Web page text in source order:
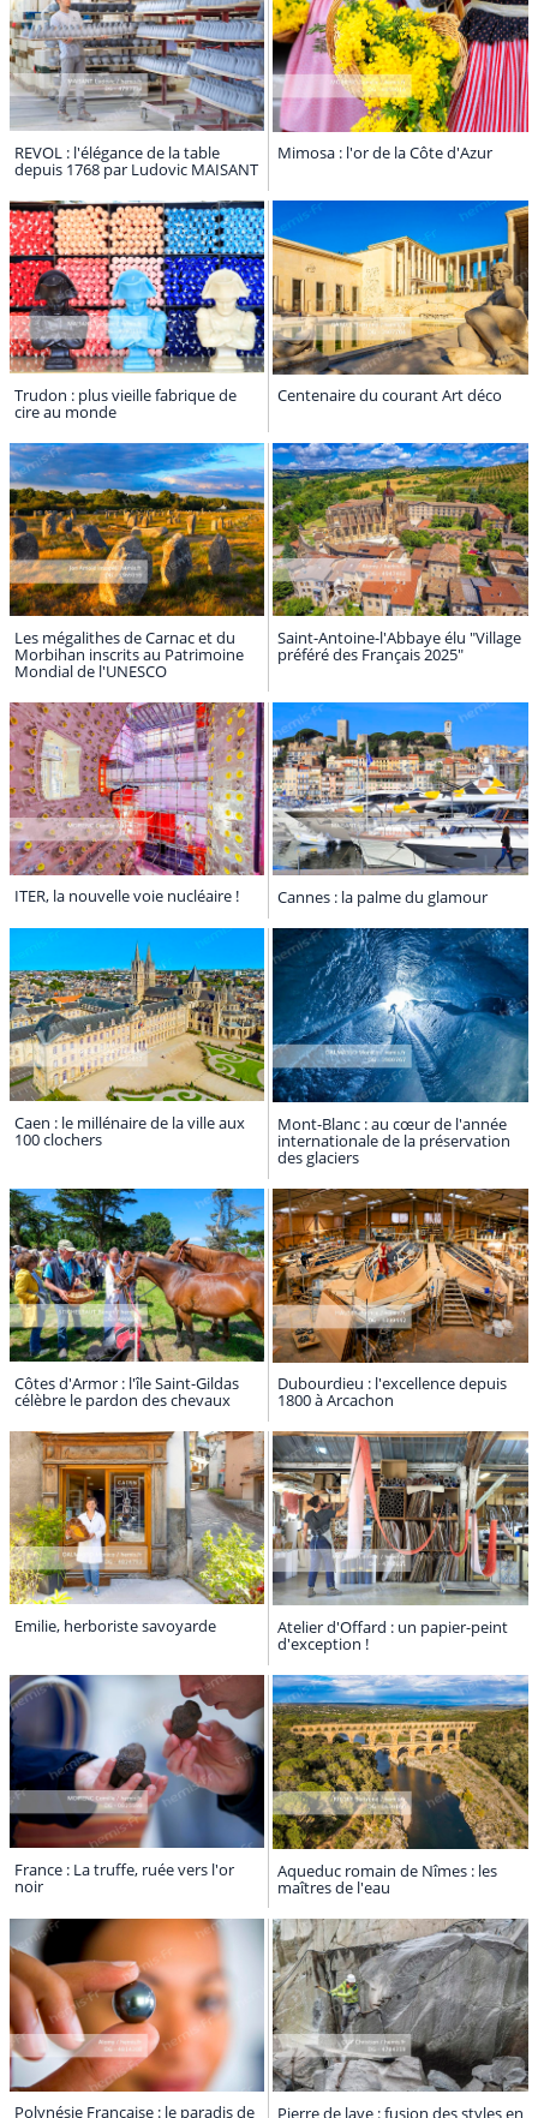
REVOL : l'élégance de la table
depuis 1768 par Ludovic MAISANT
Mimosa : l'or de la Côte d'Azur
Trudon : plus vieille fabrique de
cire au monde
Centenaire du courant Art déco
Les mégalithes de Carnac et du
Morbihan inscrits au Patrimoine
Mondial de l'UNESCO
Saint-Antoine-l'Abbaye élu "Village
préféré des Français 2025"
ITER, la nouvelle voie nucléaire ! Cannes : la palme du glamour
Caen : le millénaire de la ville aux
100 clochers
Mont-Blanc : au cœur de l'année
internationale de la préservation
des glaciers
Côtes d'Armor : l'île Saint-Gildas
célèbre le pardon des chevaux
Dubourdieu : l'excellence depuis
1800 à Arcachon
Emilie, herboriste savoyarde Atelier d'Offard : un papier-peint
d'exception !
France : La truffe, ruée vers l'or
noir
Aqueduc romain de Nîmes : les
maîtres de l'eau
Polynésie Française : le paradis de Pierre de lave : fusion des styles en